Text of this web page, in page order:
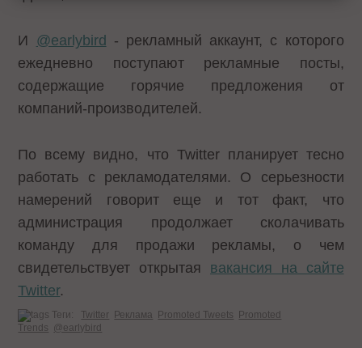
И @earlybird
- рекламный аккаунт, с которого
ежедневно поступают рекламные посты,
содержащие горячие предложения от
компаний-производителей.
По всему видно, что Twitter планирует тесно
работать с рекламодателями. О серьезности
намерений говорит еще и тот факт, что
администрация продолжает сколачивать
команду для продажи рекламы, о чем
свидетельствует открытая вакансия на сайте
Twitter.
Теги: Twitter Реклама Promoted Tweets
Promoted
Trends
@earlybird